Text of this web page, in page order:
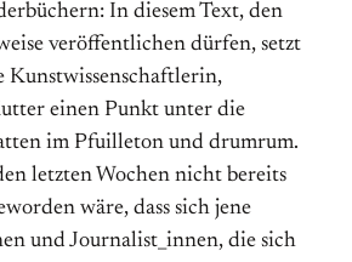
In diesem Text, den
veröffentlichen dürfen, setzt
Kunstwissenschaftlerin,
einen Punkt unter die
im Pfuilleton und drumrum.
letzten Wochen nicht bereits
wäre, dass sich jene
und Journalist_innen, die sich